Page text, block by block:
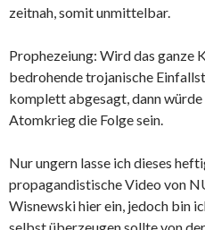
zeitnah, somit unmittelbar.
Prophezeiung: Wird das ganze
bedrohende trojanische
komplett abgesagt, dann
Atomkrieg die Folge sein.
Nur ungern lasse ich dieses
propagandistische Video von
Wisnewski hier ein, jedoch bin